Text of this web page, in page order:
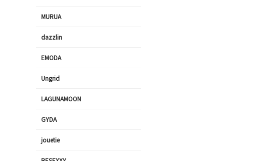
MURUA
dazzlin
EMODA
Ungrid
LAGUNAMOON
GYDA
jouetie